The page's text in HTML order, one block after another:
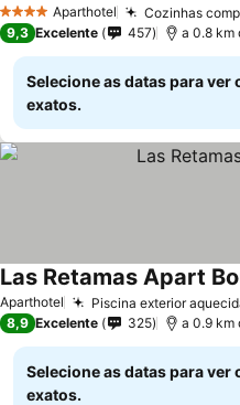
4 EstrelasAparthotel Cozinhas
9,3 Excelente 457 a 0.8 km
Selecione as datas para ver
exatos.
Aparthotel Piscina exterior
Las Retamas Apart
8,9 Excelente 325 a 0.9 km
Selecione as datas para ver
exatos.